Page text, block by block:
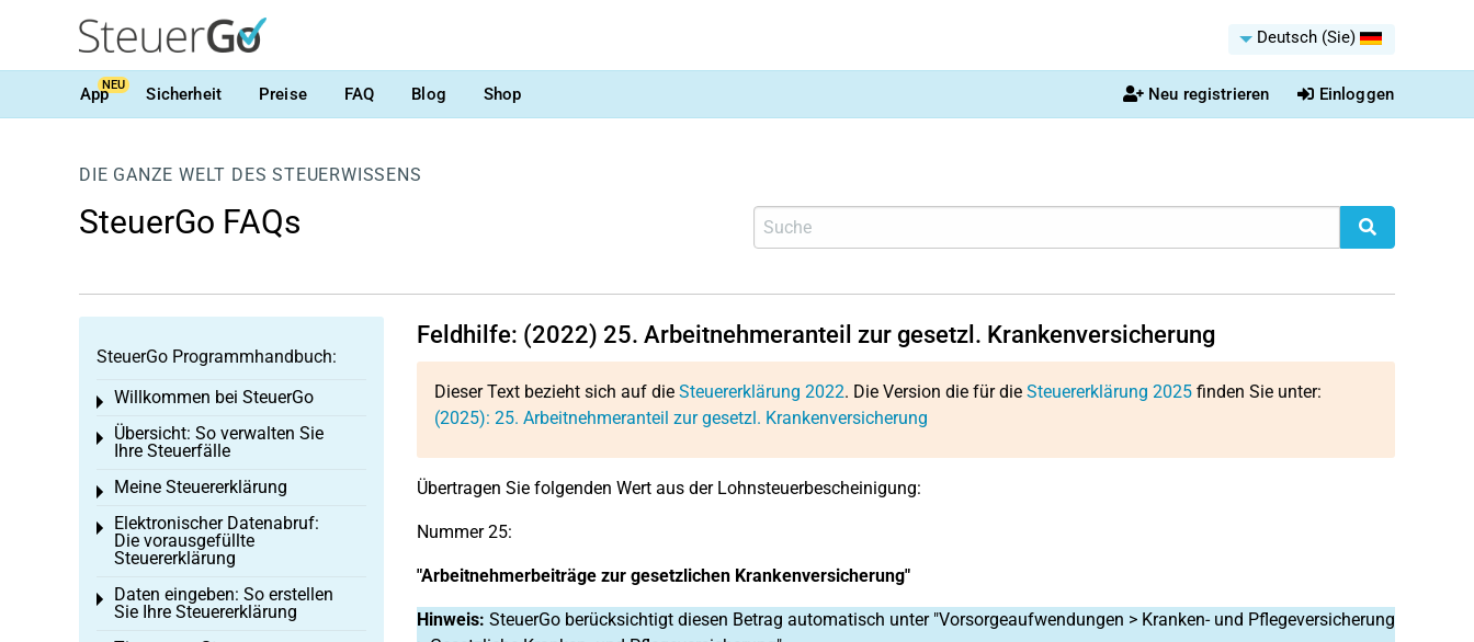
Deutsch (Sie)
AppNEU Sicherheit Preise FAQ Blog Shop Neu registrieren Einloggen
DIE GANZE WELT DES STEUERWISSENS
SteuerGo FAQs
Feldhilfe: (2022) 25. Arbeitnehmeranteil zur gesetzl. Krankenversicherung
Dieser Text bezieht sich auf die Steuererklärung 2022. Die Version die für die Steuererklärung 2025finden Sie unter:
(2025): 25. Arbeitnehmeranteil zur gesetzl. Krankenversicherung
Übertragen Sie folgenden Wert aus der Lohnsteuerbescheinigung:
Nummer 25:
"Arbeitnehmerbeiträge zur gesetzlichen Krankenversicherung"
Hinweis: SteuerGo berücksichtigt diesen Betrag automatisch unter "Vorsorgeaufwendungen > Kranken- und Pflegeversicherung
SteuerGo Programmhandbuch:
Willkommen bei SteuerGo
Toggle menu
Übersicht: So verwalten Sie
Ihre Steuerfälle
Toggle menu
Meine Steuererklärung
Toggle menu
Elektronischer Datenabruf:
Die vorausgefüllte
Steuererklärung
Toggle menu
Daten eingeben: So erstellen
Sie Ihre Steuererklärung
Toggle menu